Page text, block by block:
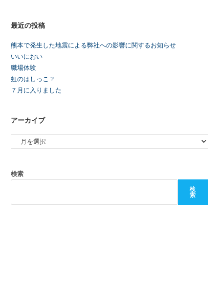
最近の投稿
熊本で発生した地震による弊社への影響に関するお知らせ
いいにおい
職場体験
虹のはしっこ？
７月に入りました
アーカイブ
検索
検
索